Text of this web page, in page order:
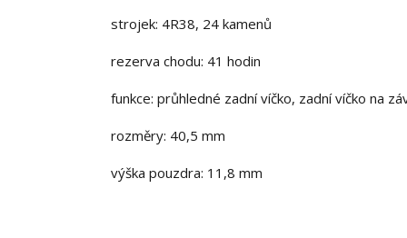
strojek: 4R38, 24 kamenů
rezerva chodu: 41 hodin
funkce: průhledné zadní víčko, zadní víčko na
rozměry: 40,5 mm
výška pouzdra: 11,8 mm